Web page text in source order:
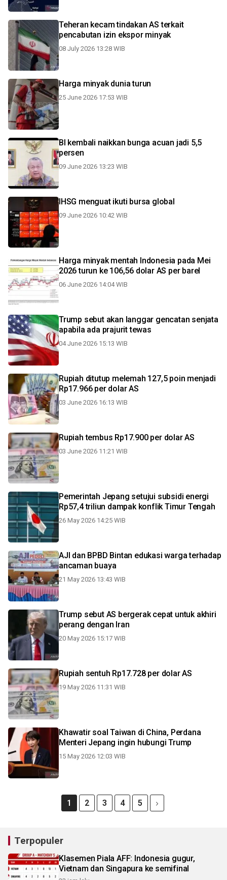
Teheran kecam tindakan AS terkait
pencabutan izin ekspor minyak
08 July 2026 13:28 WIB
Harga minyak dunia turun
25 June 2026 17:53 WIB
BI kembali naikkan bunga acuan jadi 5,5
persen
09 June 2026 13:23 WIB
IHSG menguat ikuti bursa global
09 June 2026 10:42 WIB
Harga minyak mentah Indonesia pada Mei
2026 turun ke 106,56 dolar AS per barel
06 June 2026 14:04 WIB
Trump sebut akan langgar gencatan senjata
apabila ada prajurit tewas
04 June 2026 15:13 WIB
Rupiah ditutup melemah 127,5 poin menjadi
Rp17.966 per dolar AS
03 June 2026 16:13 WIB
Rupiah tembus Rp17.900 per dolar AS
03 June 2026 11:21 WIB
Pemerintah Jepang setujui subsidi energi
Rp57,4 triliun dampak konflik Timur Tengah
26 May 2026 14:25 WIB
AJI dan BPBD Bintan edukasi warga terhadap
ancaman buaya
21 May 2026 13:43 WIB
Trump sebut AS bergerak cepat untuk akhiri
perang dengan Iran
20 May 2026 15:17 WIB
Rupiah sentuh Rp17.728 per dolar AS
19 May 2026 11:31 WIB
Khawatir soal Taiwan di China, Perdana
Menteri Jepang ingin hubungi Trump
15 May 2026 12:03 WIB
1 2 3 4 5
Terpopuler
Klasemen Piala AFF: Indonesia gugur,
Vietnam dan Singapura ke semifinal